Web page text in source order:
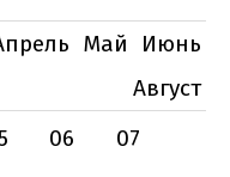
Май
Июнь
Август
06
07